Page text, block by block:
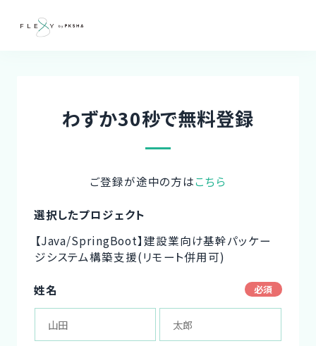
わずか30秒で無料登録
ご登録が途中の方はこちら
選択したプロジェクト
【Java/SpringBoot】建設業向け基幹パッケー
ジシステム構築支援(リモート併用可)
姓名